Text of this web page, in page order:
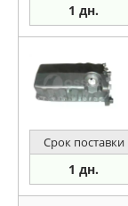
1 дн.
Срок поставки
1 дн.